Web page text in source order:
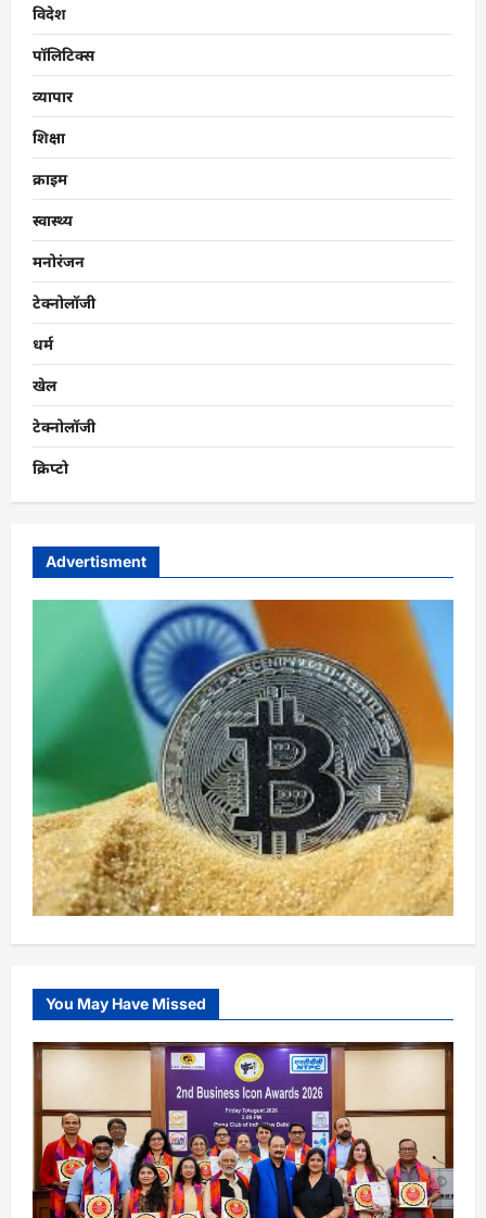
विदेश
पॉलिटिक्स
व्यापार
शिक्षा
क्राइम
स्वास्थ्य
मनोरंजन
टेक्नोलॉजी
धर्म
खेल
टेक्नोलॉजी
क्रिप्टो
Advertisment
You May Have Missed